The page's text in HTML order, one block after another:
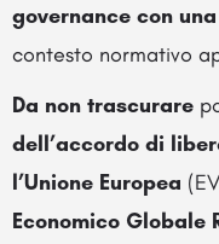
governance con
contesto normativo
Da non trascurare
dell’accordo di
l’Unione Europea
Economico Globale